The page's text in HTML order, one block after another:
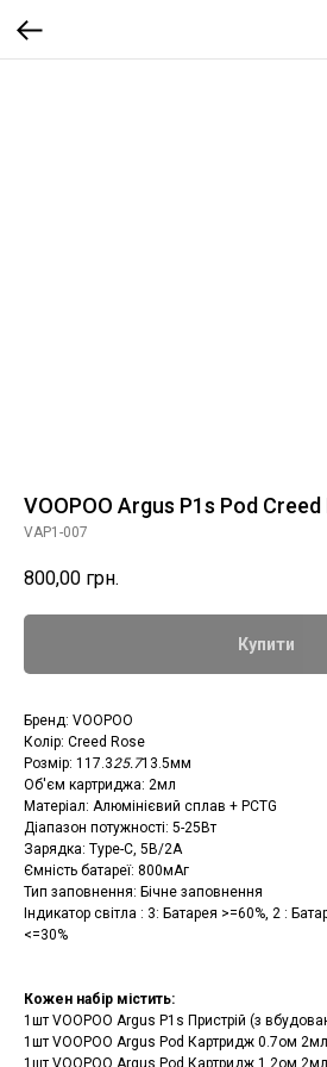
VOOPOO Argus P1s Pod Creed
VAP1-007
800,00 грн.
Купити
Бренд: VOOPOO
Колір: Creed Rose
Розмір: 117.325.713.5мм
Об'єм картриджа: 2мл
Матеріал: Алюмінієвий сплав + PCTG
Діапазон потужності: 5-25Вт
Зарядка: Type-C, 5В/2А
Ємність батареї: 800мАг
Тип заповнення: Бічне заповнення
Індикатор світла : 3: Батарея >=60%, 2 :
<=30%
Кожен набір містить:
1шт VOOPOO Argus P1s Пристрій (з
1шт VOOPOO Argus Pod Картридж 0.7ом 2мл